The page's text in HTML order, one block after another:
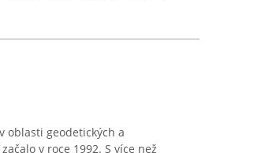
oblasti geodetických a
v roce 1992. S více než